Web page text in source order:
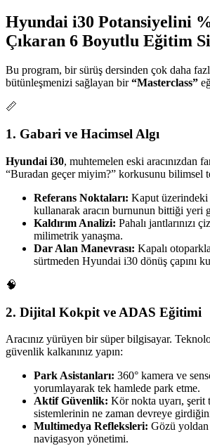
Hyundai i30 Potansiyelini
Çıkaran 6 Boyutlu Eğitim
Bu program, bir sürüş dersinden çok daha
bütünleşmenizi sağlayan bir“Masterclass”
📏
1. Gabari ve Hacimsel Algı
Hyundai i30, muhtemelen eski aracınızdan
“Buradan geçer miyim?” korkusunu bilimsel
Referans Noktaları: Kaput
kullanarak aracın burnunun bittiği yeri
Kaldırım Analizi: Pahalı jantlarınızı
milimetrik yanaşma.
Dar Alan Manevrası: Kapalı
sürtmeden Hyundai i30 dönüş çapını
🧠
2. Dijital Kokpit ve ADAS Eğitimi
Aracınız yürüyen bir süper bilgisayar.
güvenlik kalkanınız yapın:
Park Asistanları: 360° kamera ve
yorumlayarak tek hamlede park etme.
Aktif Güvenlik: Kör nokta uyarı,
sistemlerinin ne zaman devreye
Multimedya Refleksleri: Gözü yoldan
navigasyon yönetimi.